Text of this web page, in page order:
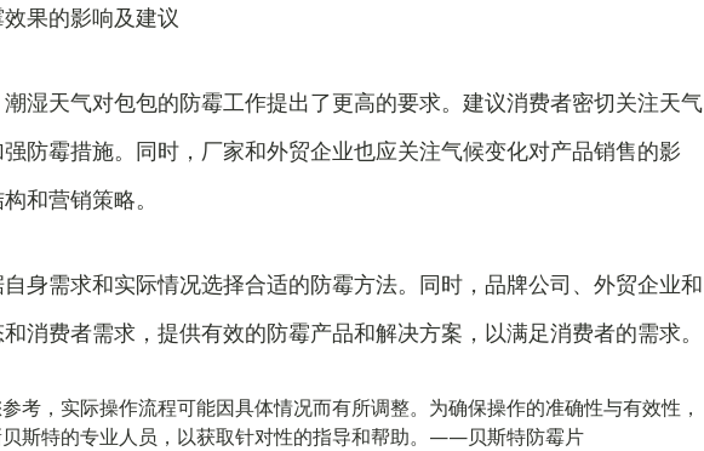
果的影响及建议
湿天气对包包的防霉工作提出了更高的要求。建议消费者密切关注天气
防霉措施。同时，厂家和外贸企业也应关注气候变化对产品销售的影
和营销策略。
身需求和实际情况选择合适的防霉方法。同时，品牌公司、外贸企业和
消费者需求，提供有效的防霉产品和解决方案，以满足消费者的需求。
考，实际操作流程可能因具体情况而有所调整。为确保操作的准确性与有效性，
斯特的专业人员，以获取针对性的指导和帮助。——贝斯特防霉片